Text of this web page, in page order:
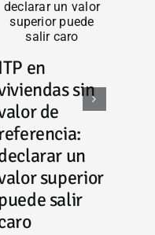
ITP en
sin
de
un
superior
puede salir